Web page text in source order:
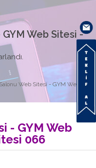
Web Sitesi -
Web Sitesi - GYM Web
- GYM Web
066